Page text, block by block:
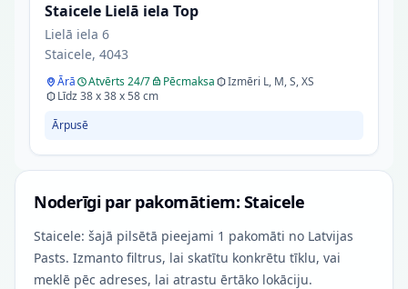
Staicele Lielā iela Top
Lielā iela 6
Staicele, 4043
Ārā Atvērts 24/7 Pēcmaksa
Izmēri L, M, S, XS
Līdz 38 x 38 x 58 cm
Ārpusē
Noderīgi par pakomātiem: Staicele
Staicele: šajā pilsētā pieejami 1 pakomāti no Latvijas
Pasts. Izmanto filtrus, lai skatītu konkrētu tīklu, vai
meklē pēc adreses, lai atrastu ērtāko lokāciju.